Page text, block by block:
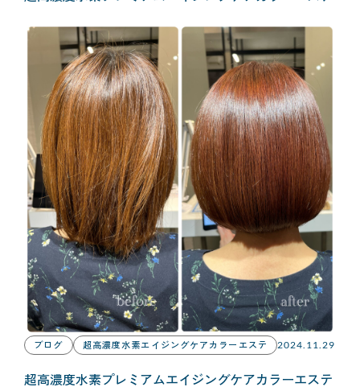
ブログ 超高濃度水素エイジングケアカラーエステ 2024.11.29
超高濃度水素プレミアムエイジングケアカラーエステ